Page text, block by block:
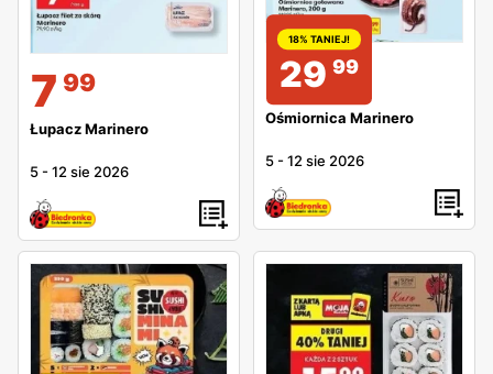
7 99
Łupacz Marinero
5 -12 sie 2026
18% TANIEJ!
29 99
Ośmiornica Marinero
5 -12 sie 2026